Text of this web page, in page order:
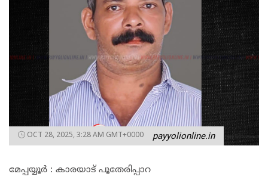
OCT 28, 2025, 3:28 AM GMT+0000 payyolionline.in
മേപ്പയ്യൂർ : കാരയാട് പൂതേരിപ്പാറ